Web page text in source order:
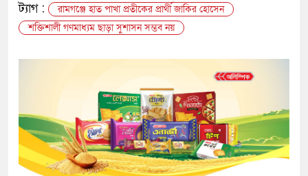
ট্যাগ :
রামগঞ্জে হাত পাখা প্রতীকের প্রার্থী জাকির হোসেন
শক্তিশালী গণমাধ্যম ছাড়া সুশাসন সম্ভব নয়